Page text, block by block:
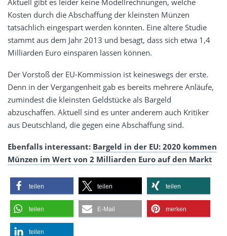
Kosten durch die Abschaffung der kleinsten Münzen
tatsächlich eingespart werden könnten. Eine ältere Studie
stammt aus dem Jahr 2013 und besagt, dass sich etwa 1,4
Milliarden Euro einsparen lassen können.
Der Vorstoß der EU-Kommission ist keineswegs der erste.
Denn in der Vergangenheit gab es bereits mehrere Anläufe,
zumindest die kleinsten Geldstücke als Bargeld
abzuschaffen. Aktuell sind es unter anderem auch Kritiker
aus Deutschland, die gegen eine Abschaffung sind.
Ebenfalls interessant: Bargeld in der EU: 2020 kommen
Münzen im Wert von 2 Milliarden Euro auf den Markt
teilen teilen teilen
teilen E-Mail merken
teilen